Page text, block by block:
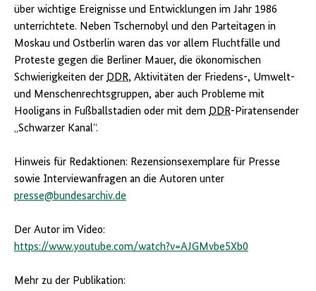
über wichtige Ereignisse und Entwicklungen im Jahr 1986
unterrichtete. Neben Tschernobyl und den Parteitagen in
Moskau und Ostberlin waren das vor allem Fluchtfälle und
Proteste gegen die Berliner Mauer, die ökonomischen
Schwierigkeiten der DDR, Aktivitäten der Friedens-, Umwelt-
und Menschenrechtsgruppen, aber auch Probleme mit
Hooligans in Fußballstadien oder mit dem DDR-Piratensender
„Schwarzer Kanal“.
Hinweis für Redaktionen: Rezensionsexemplare für Presse
sowie Interviewanfragen an die Autoren unter
presse@bundesarchiv.de
Der Autor im Video:
https://www.youtube.com/watch?v=AJGMvbe5Xb0
Mehr zu der Publikation: